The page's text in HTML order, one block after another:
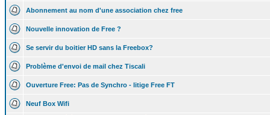
Abonnement au nom d'une association chez free
Nouvelle innovation de Free ?
Se servir du boitier HD sans la Freebox?
Problème d'envoi de mail chez Tiscali
Ouverture Free: Pas de Synchro - litige Free FT
Neuf Box Wifi